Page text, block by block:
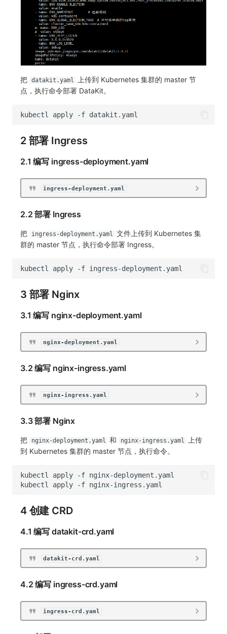
把 datakit.yaml
上传到 Kubernetes 集群的 master 节
点，执行命令部署 DataKit。
kubectl apply -f
2 部署 Ingress
2.1 编写 ingress-deployment.yaml
ingress-deployment.yaml
2.2 部署 Ingress
把 ingress-deployment.yaml 文件上传到 Kubernetes 集
群的 master 节点，执行命令部署 Ingress。
kubectl apply -f
3 部署 Nginx
3.1 编写 nginx-deployment.yaml
nginx-deployment.yaml
3.2 编写 nginx-ingress.yaml
nginx-ingress.yaml
3.3 部署 Nginx
把 nginx-deployment.yaml 和 nginx-ingress.yaml
上传
到 Kubernetes 集群的 master 节点，执行命令。
kubectl apply -f
kubectl
apply -f
4 创建 CRD
4.1 编写 datakit-crd.yaml
datakit-crd.yaml
4.2 编写 ingress-crd.yaml
ingress-crd.yaml